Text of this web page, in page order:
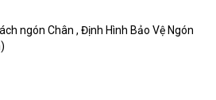
ngón Chân , Định Hình Bảo Vệ Ngón